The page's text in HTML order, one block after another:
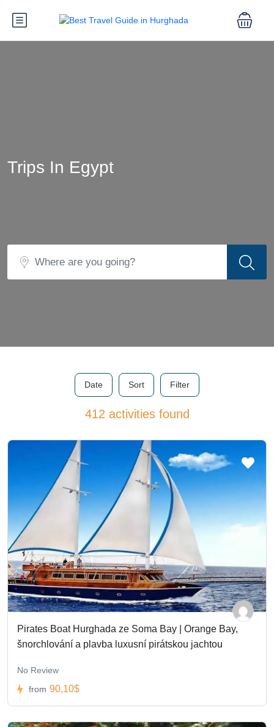
Trips In Egypt
Date Sort Filter
412 activities found
Pirates Boat Hurghada ze Soma Bay | Orange Bay,
šnorchlování a plavba luxusní pirátskou jachtou
No Review
from 90,10$